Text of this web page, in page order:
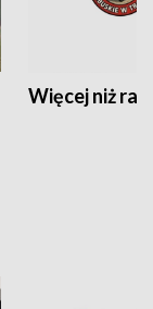
Więcej niż rajd